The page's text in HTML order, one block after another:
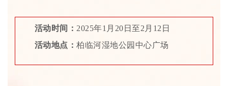
活动时间：2025年1月20日至2月12日
活动地点：柏临河湿地公园中心广场